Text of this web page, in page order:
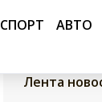
СПОРТ АВТО
Лента